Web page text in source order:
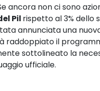
ancora non ci sono
Pil rispetto al 3% dello
annunciata una
raddoppiato il
sottolineato la
ufficiale.